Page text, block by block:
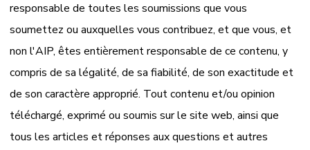
responsable de toutes les soumissions que vous
soumettez ou auxquelles vous contribuez, et que vous, et
non l'AIP, êtes entièrement responsable de ce contenu, y
compris de sa légalité, de sa fiabilité, de son exactitude et
de son caractère approprié. Tout contenu et/ou opinion
téléchargé, exprimé ou soumis sur le site web, ainsi que
tous les articles et réponses aux questions et autres